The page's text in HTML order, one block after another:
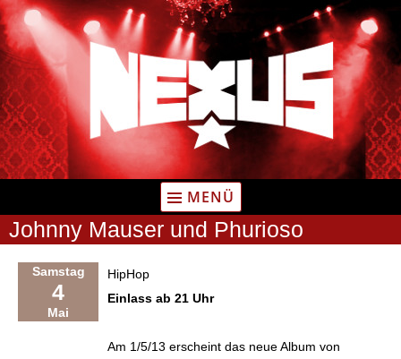
Zum
Inhalt
springen
MENÜ
Johnny Mauser und Phurioso
Samstag
4
Mai
HipHop
Einlass ab 21 Uhr
Am 1/5/13 erscheint das neue Album von